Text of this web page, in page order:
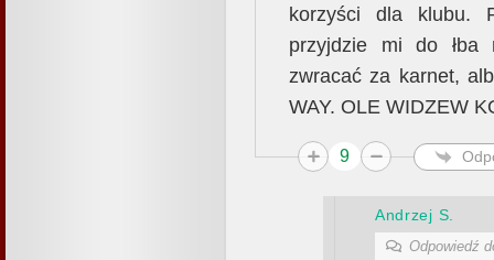
korzyści dla klubu.
przyjdzie mi do łba
zwracać za karnet,
WAY. OLE WIDZEW
9
Andrzej S.
Odpowiedź